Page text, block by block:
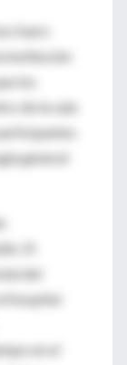
fuero
institución
los
de la sala
general
El
del
hospital
en el